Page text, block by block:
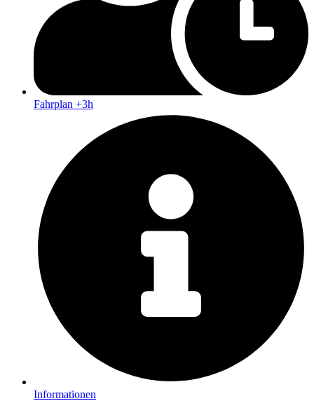
Fahrplan +3h
Informationen